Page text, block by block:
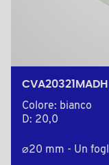
CVA20321MADH
Colore: bianco
D: 20,0
⌀20 mm - Un